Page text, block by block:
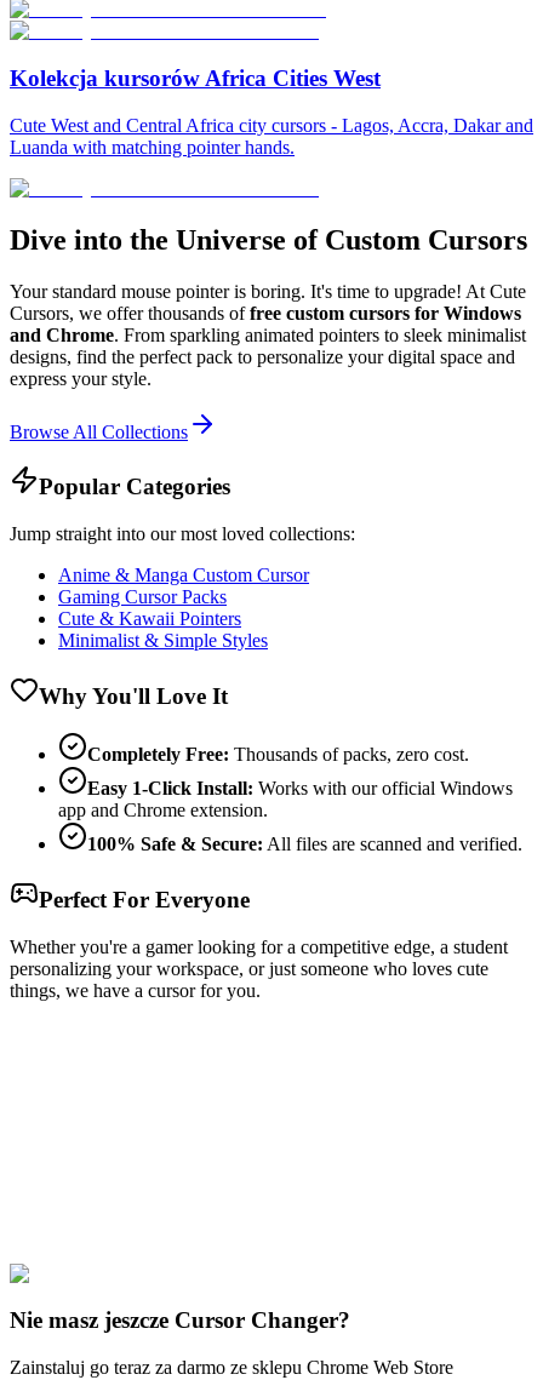
Kolekcja kursorów Africa Cities West
Cute West and Central Africa city cursors - Lagos, Accra, Dakar and
Luanda with matching pointer hands.
Dive into the Universe of Custom Cursors
Your standard mouse pointer is boring. It's time to upgrade! At Cute
Cursors, we offer thousands offree custom cursors for Windows
and Chrome. From sparkling animated pointers to sleek minimalist
designs, find the perfect pack to personalize your digital space and
express your style.
Browse All Collections
Popular Categories
Jump straight into our most loved collections:
Anime & Manga Custom Cursor
Gaming Cursor Packs
Cute & Kawaii Pointers
Minimalist & Simple Styles
Why You'll Love It
Completely Free: Thousands of packs, zero cost.
Easy 1-Click Install: Works with our official Windows
app and Chrome extension.
100% Safe & Secure: All files are scanned and verified.
Perfect For Everyone
Whether you're a gamer looking for a competitive edge, a student
personalizing your workspace, or just someone who loves cute
things, we have a cursor for you.
🚀 For Browser
Nie masz jeszcze Cursor Changer?
Zainstaluj go teraz za darmo ze sklepu Chrome Web Store